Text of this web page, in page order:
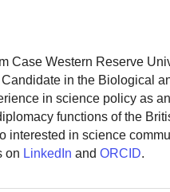
Case Western Reserve
in the Biological
in science policy as
functions of the
interested in science
on LinkedIn andORCID.